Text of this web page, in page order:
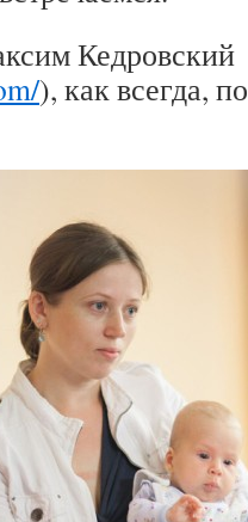
Кедровский
), как всегда,